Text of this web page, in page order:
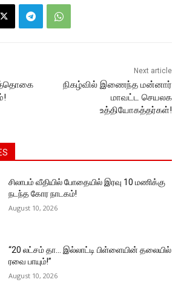
p
p
n
g k
Next article
நிகழ்வில் இணைந்த மன்னார்
மாவட்ட செயலக
உத்தியோகத்தர்கள்!
சிலாபம் வீதியில் போதையில் இரவு 10 மணிக்கு
நடந்த கோர நாடகம்!
August 10, 2026
“20 லட்சம் தா… இல்லாட்டி பிள்ளையின் தலையில்
ரவை பாயும்!”
August 10, 2026